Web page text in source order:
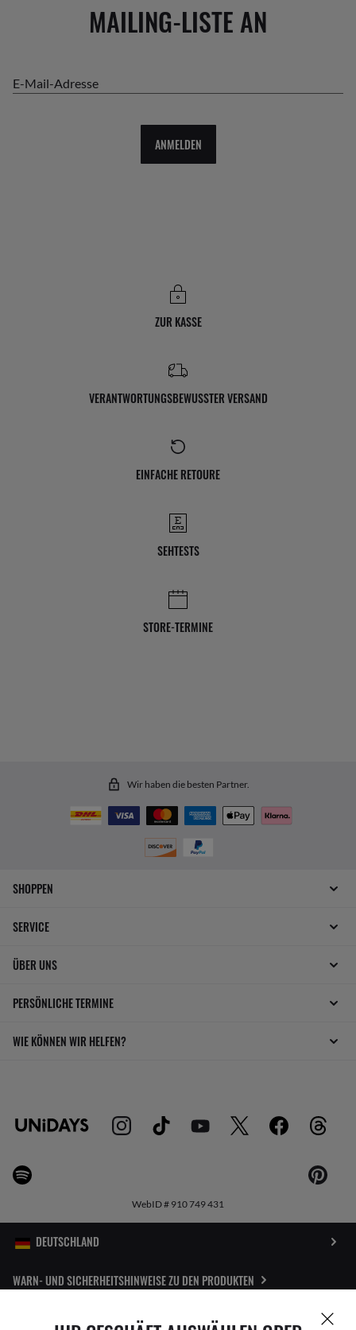
MAILING-LISTE AN
E-Mail-Adresse
ANMELDEN
ZUR KASSE
VERANTWORTUNGSBEWUSSTER VERSAND
EINFACHE RETOURE
SEHTESTS
STORE-TERMINE
Wir haben die besten Partner.
SHOPPEN
SERVICE
ÜBER UNS
PERSÖNLICHE TERMINE
WIE KÖNNEN WIR HELFEN?
WebID # 910 749 431
WARN- UND SICHERHEITSHINWEISE ZU DEN PRODUKTEN